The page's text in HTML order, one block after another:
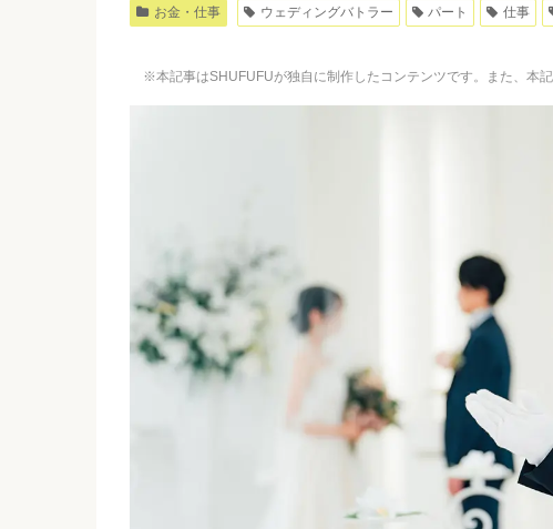
お金・仕事 ウェディングバトラー パート 仕事
※本記事はSHUFUFUが独自に制作したコンテンツです。また、本